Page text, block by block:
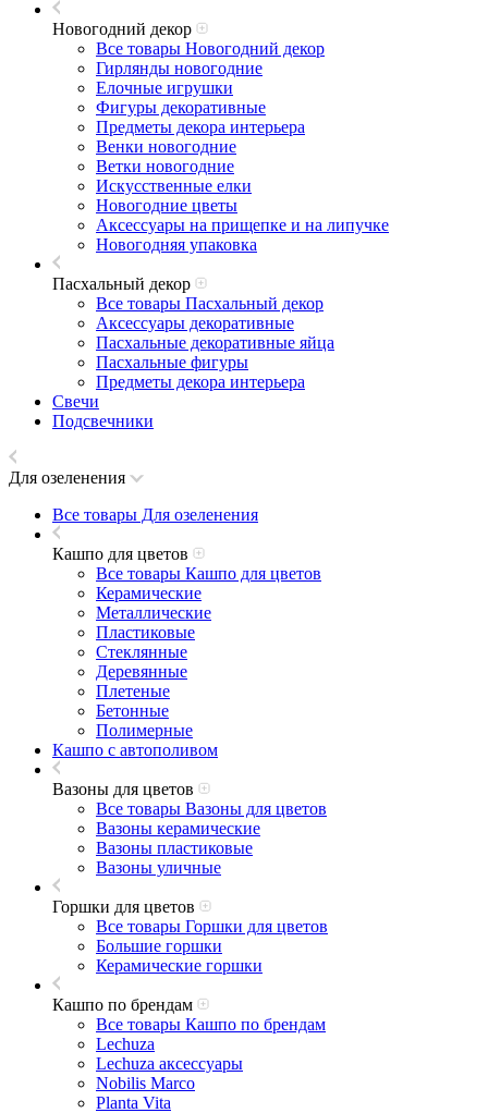
Новогодний декор
Все товары Новогодний декор
Гирлянды новогодние
Елочные игрушки
Фигуры декоративные
Предметы декора интерьера
Венки новогодние
Ветки новогодние
Искусственные елки
Новогодние цветы
Аксессуары на прищепке и на липучке
Новогодняя упаковка
Пасхальный декор
Все товары Пасхальный декор
Аксессуары декоративные
Пасхальные декоративные яйца
Пасхальные фигуры
Предметы декора интерьера
Свечи
Подсвечники
Для озеленения
Все товары Для озеленения
Кашпо для цветов
Все товары Кашпо для цветов
Керамические
Металлические
Пластиковые
Стеклянные
Деревянные
Плетеные
Бетонные
Полимерные
Кашпо с автополивом
Вазоны для цветов
Все товары Вазоны для цветов
Вазоны керамические
Вазоны пластиковые
Вазоны уличные
Горшки для цветов
Все товары Горшки для цветов
Большие горшки
Керамические горшки
Кашпо по брендам
Все товары Кашпо по брендам
Lechuza
Lechuza аксессуары
Nobilis Marco
Planta Vita